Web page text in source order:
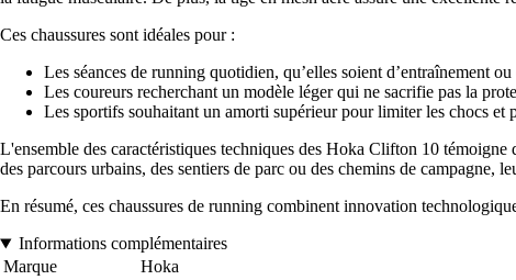
Ces chaussures sont idéales pour :
Les séances de running quotidien, qu’elles soient d’entraînement
Les coureurs recherchant un modèle léger qui ne sacrifie pas la
Les sportifs souhaitant un amorti supérieur pour limiter les chocs et
L'ensemble des caractéristiques techniques des Hoka Clifton 10
des parcours urbains, des sentiers de parc ou des chemins de
En résumé, ces chaussures de running combinent innovation
Informations complémentaires
Marque
Hoka